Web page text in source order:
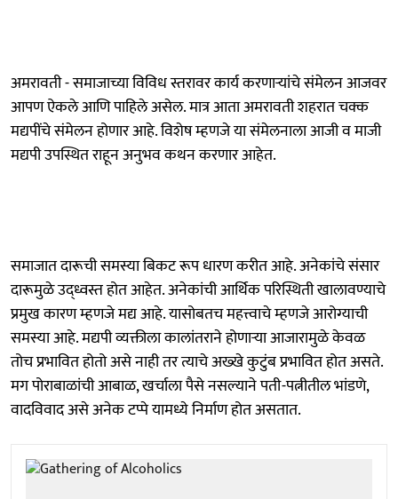
अमरावती - समाजाच्या विविध स्तरावर कार्य करणाऱ्यांचे संमेलन आजवर
आपण ऐकले आणि पाहिले असेल. मात्र आता अमरावती शहरात चक्क
मद्यपींचे संमेलन होणार आहे. विशेष म्हणजे या संमेलनाला आजी व माजी
मद्यपी उपस्थित राहून अनुभव कथन करणार आहेत.
समाजात दारूची समस्या बिकट रूप धारण करीत आहे. अनेकांचे संसार
दारूमुळे उद्ध्वस्त होत आहेत. अनेकांची आर्थिक परिस्थिती खालावण्याचे
प्रमुख कारण म्हणजे मद्य आहे. यासोबतच महत्त्वाचे म्हणजे आरोग्याची
समस्या आहे. मद्यपी व्यक्तीला कालांतराने होणाऱ्या आजारामुळे केवळ
तोच प्रभावित होतो असे नाही तर त्याचे अख्खे कुटुंब प्रभावित होत असते.
मग पोराबाळांची आबाळ, खर्चाला पैसे नसल्याने पती-पत्नीतील भांडणे,
वादविवाद असे अनेक टप्पे यामध्ये निर्माण होत असतात.